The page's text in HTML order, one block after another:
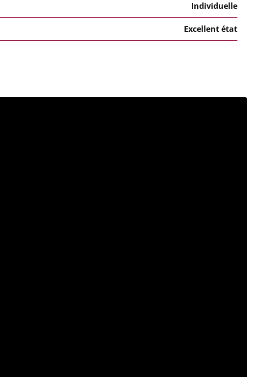
Individuelle
Excellent état